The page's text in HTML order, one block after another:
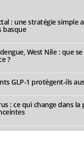
: une stratégie simple
basque
West Nile : que
?
GLP-1 protègent-ils
: ce qui change dans la